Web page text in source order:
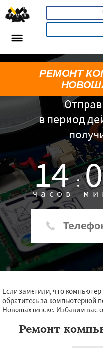
в период
14 :
часов
РЕМОНТ
Если заметили, что
обратитесь за
Новошахтинске. Избавим вас
Ремонт